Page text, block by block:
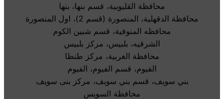
محافظة القليوبية، قسم بنها، بنها
محافظة الدقهلية، المنصورة (قسم 2)، اول المنصورة
محافظه المنوفية، قسم شبين الكوم
الشرقيه، بلبيس، مركز بلبيس
محافظة الغربية، مركز طنطا
الفيوم، قسم الفيوم، الفيوم
بني سويف، قسم بني سويف، مركز بنى سويف
محافظة السويس